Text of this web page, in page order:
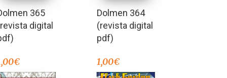
365
digital
€
Dolmen 364
(revista digital
pdf)
1,00€